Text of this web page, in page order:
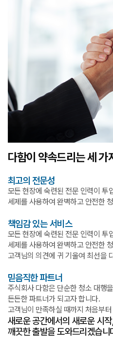
다함이 약속드리는 세 가
최고의 전문성
모든 현장에 숙련된 전문 인력이 투
세제를 사용하여 완벽하고 안전한
책임감 있는 서비스
모든 현장에 숙련된 전문 인력이 투
세제를 사용하여 완벽하고 안전한
고객님의 의견에 귀 기울여 최선을
믿음직한 파트너
주식회사 다함은 단순한 청소 대행
든든한 파트너가 되고자 합니다.
고객님이 만족하실 때까지 처음부
새로운 공간에서의 새로운 시
깨끗한 출발을 도와드리겠습니